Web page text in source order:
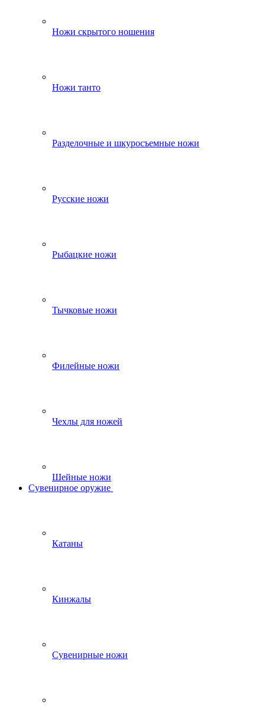
Ножи скрытого ношения
Ножи танто
Разделочные и шкуросъемные ножи
Русские ножи
Рыбацкие ножи
Тычковые ножи
Филейные ножи
Чехлы для ножей
Шейные ножи
Сувенирное оружие
Катаны
Кинжалы
Сувенирные ножи